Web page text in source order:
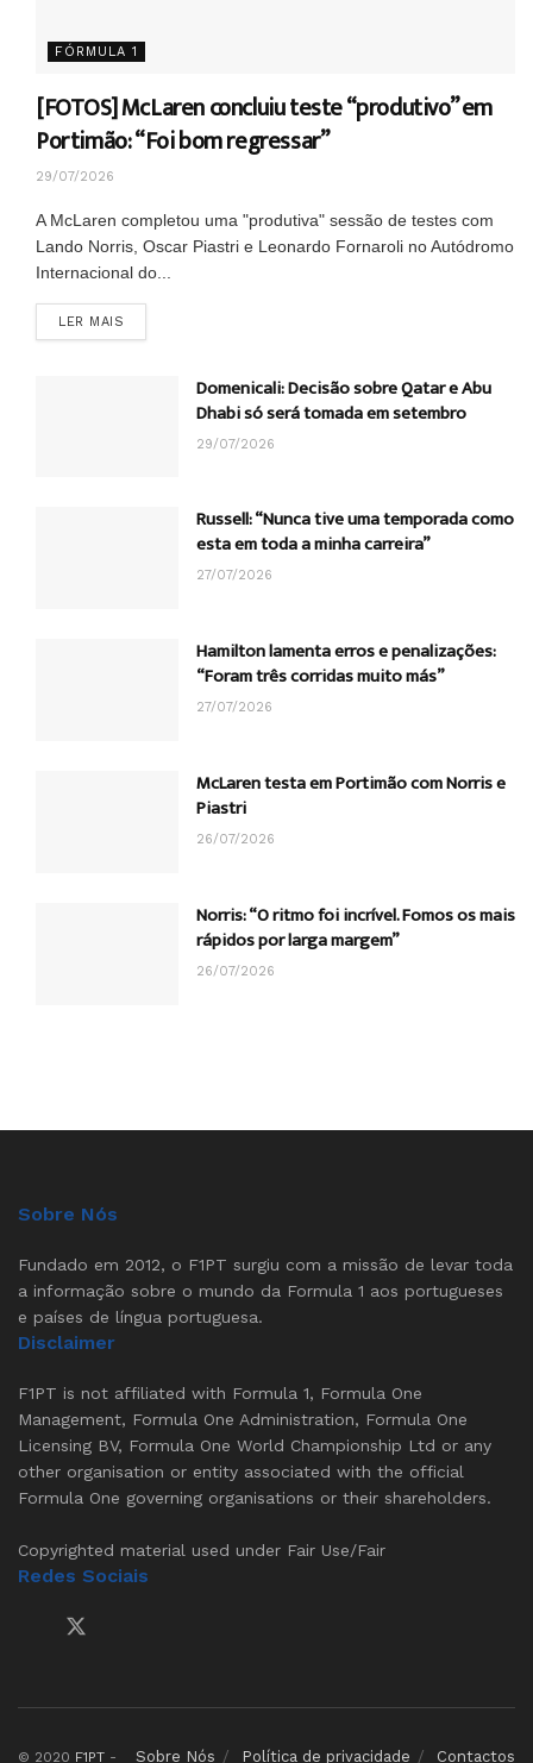
FÓRMULA 1
[FOTOS] McLaren concluiu teste “produtivo” em
Portimão: “Foi bom regressar”
29/07/2026
A McLaren completou uma "produtiva" sessão de testes com
Lando Norris, Oscar Piastri e Leonardo Fornaroli no Autódromo
Internacional do...
LER MAIS
Domenicali: Decisão sobre Qatar e Abu
Dhabi só será tomada em setembro
29/07/2026
Russell: “Nunca tive uma temporada como
esta em toda a minha carreira”
27/07/2026
Hamilton lamenta erros e penalizações:
“Foram três corridas muito más”
27/07/2026
McLaren testa em Portimão com Norris e
Piastri
26/07/2026
Norris: “O ritmo foi incrível. Fomos os mais
rápidos por larga margem”
26/07/2026
Sobre Nós
Fundado em 2012, o F1PT surgiu com a missão de levar toda
a informação sobre o mundo da Formula 1 aos portugueses
e países de língua portuguesa.
Disclaimer
F1PT is not affiliated with Formula 1, Formula One
Management, Formula One Administration, Formula One
Licensing BV, Formula One World Championship Ltd or any
other organisation or entity associated with the official
Formula One governing organisations or their shareholders.
Copyrighted material used under Fair Use/Fair
Redes Sociais
Sobre Nós Política de privacidade Contactos
© 2020 F1PT -